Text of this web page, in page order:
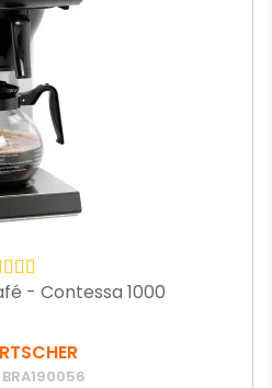
- Contessa 1000
BRA190056